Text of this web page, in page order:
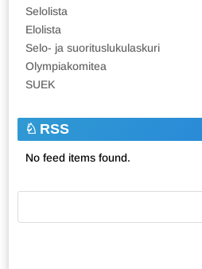
Selolista
Elolista
Selo- ja suorituslukulaskuri
Olympiakomitea
SUEK
RSS
No feed items found.